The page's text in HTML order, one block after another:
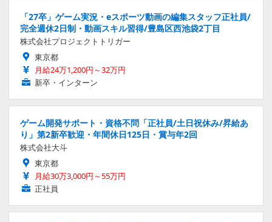
「27卒」ゲーム実況・eスポーツ動画の編集スタッフ正社員/
完全週休2日制・動画スキル習得/豊島区西池袋2丁目
株式会社プロジェクトトリガー
東京都
月給24万1,200円～32万円
新卒・インターン
ゲーム開発サポート・資格不問「正社員/土日祝休み/昇給あ
り」第2新卒歓迎・年間休日125日・賞与年2回
株式会社大斗
東京都
月給30万3,000円～55万円
正社員